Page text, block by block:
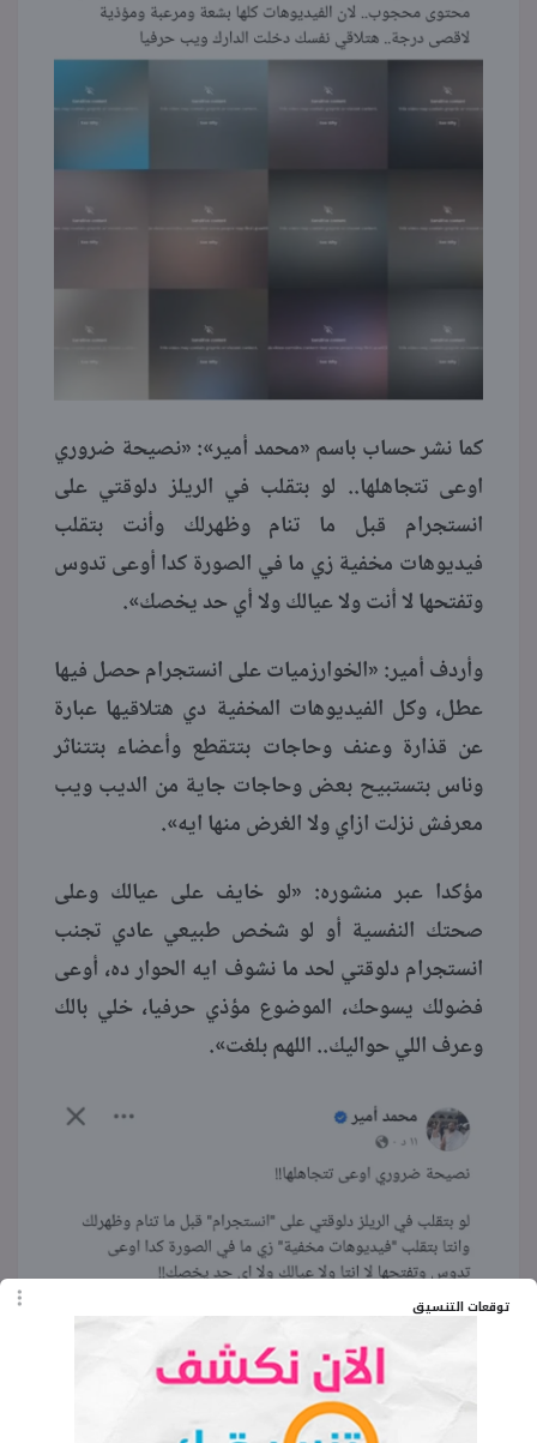
توقعات التنسيق
كما نشر حساب باسم «محمد أمير»: «نصيحة ضروري
اوعى تتجاهلها.. لو بتقلب في الريلز دلوقتي على
انستجرام قبل ما تنام وظهرلك وأنت بتقلب
فيديوهات مخفية زي ما في الصورة كدا أوعى تدوس
وتفتحها لا أنت ولا عيالك ولا أي حد يخصك».
وأردف أمير: «الخوارزميات على انستجرام حصل فيها
عطل، وكل الفيديوهات المخفية دي هتلاقيها عبارة
عن قذارة وعنف وحاجات بتتقطع وأعضاء بتتناثر
وناس بتستبيح بعض وحاجات جاية من الديب ويب
معرفش نزلت ازاي ولا الغرض منها ايه».
مؤكدا عبر منشوره: «لو خايف على عيالك وعلى
صحتك النفسية أو لو شخص طبيعي عادي تجنب
انستجرام دلوقتي لحد ما نشوف ايه الحوار ده، أوعى
فضولك يسوحك، الموضوع مؤذي حرفيا، خلي بالك
وعرف اللي حواليك.. اللهم بلغت».